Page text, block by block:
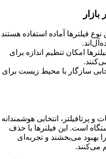
نوع فیلترها آماده استفاده هستند
امکان تنظیم اندازه برای
سازگار با محیط زیست برای
و پرتافیلتر، انتخابی هوشمندانه
است. این فیلترها با حذف
بهبود می‌بخشند و تجربه‌ای
می‌کنند.